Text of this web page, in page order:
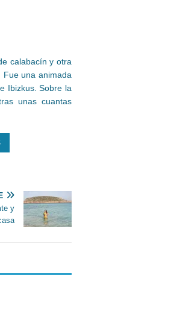
calabacín y otra
una animada
Ibizkus. Sobre la
unas cuantas
y